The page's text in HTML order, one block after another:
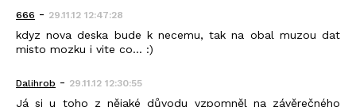
666 - 29.11.12 12:47:28
kdyz nova deska bude k necemu, tak na obal muzou dat
misto mozku i vite co... :)
Dalihrob - 29.11.12 12:30:55
Já si u toho z nějaké důvodu vzpomněl na závěrečného